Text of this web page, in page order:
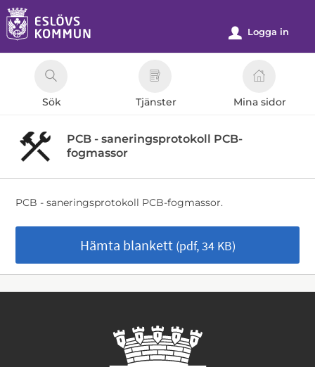
Välkommen
till
e-
tjänster
Eslövs
kommun
Sök Tjänster Mina sidor
u Logga in
PCB - saneringsprotokoll PCB-
fogmassor
PCB - saneringsprotokoll PCB-fogmassor.
Hämta blankett(pdf, 34 KB)